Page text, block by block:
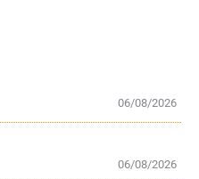
06/08/2026
06/08/2026